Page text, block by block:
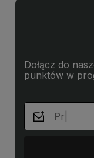
Dołącz do
punktów w